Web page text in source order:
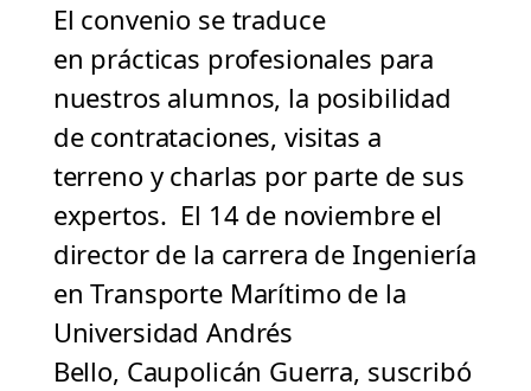
El convenio se traduce
en prácticas profesionales para
nuestros alumnos, la posibilidad
de contrataciones, visitas a
terreno y charlas por parte de sus
expertos. El 14 de noviembre el
director de la carrera de Ingeniería
en Transporte Marítimo de la
Universidad Andrés
Bello, Caupolicán Guerra, suscribó